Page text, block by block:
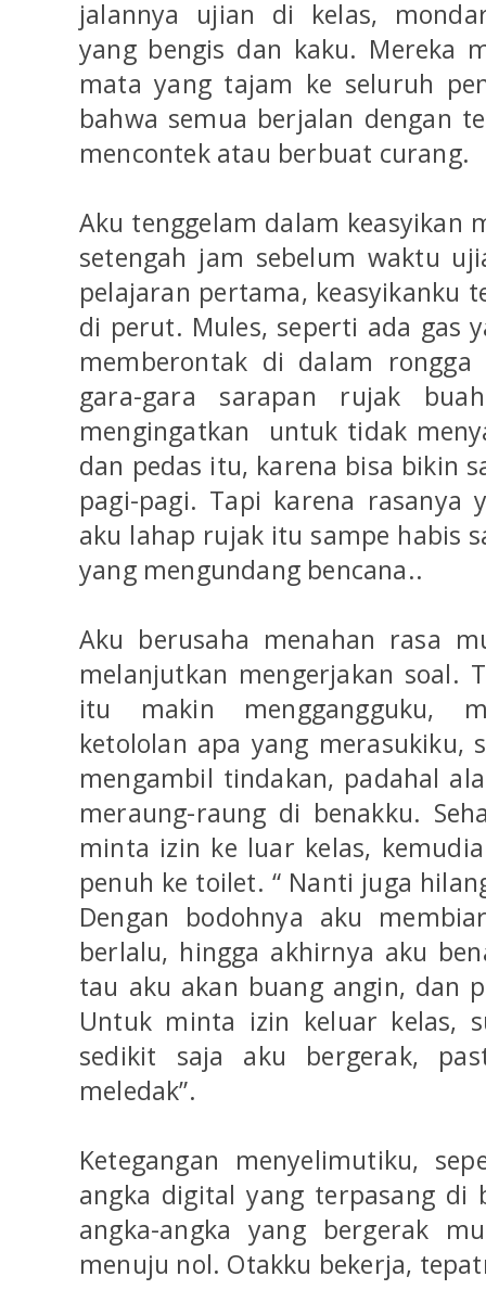
jalannya ujian di kelas,
yang bengis dan kaku. Mereka
mata yang tajam ke seluruh
bahwa semua berjalan dengan
mencontek atau berbuat curang.
Aku tenggelam dalam keasyikan
setengah jam sebelum waktu
pelajaran pertama, keasyikanku
di perut. Mules, seperti ada gas
memberontak di dalam
gara-gara sarapan rujak
mengingatkan untuk tidak
dan pedas itu, karena bisa bikin
pagi-pagi. Tapi karena rasanya
aku lahap rujak itu sampe habis
yang mengundang bencana..
Aku berusaha menahan rasa
melanjutkan mengerjakan soal.
itu makin menggangguku,
ketololan apa yang merasukiku,
mengambil tindakan, padahal
meraung-raung di benakku.
minta izin ke luar kelas,
penuh ke toilet. “ Nanti juga
Dengan bodohnya aku
berlalu, hingga akhirnya aku
tau aku akan buang angin, dan
Untuk minta izin keluar kelas,
sedikit saja aku bergerak,
meledak”.
Ketegangan menyelimutiku,
angka digital yang terpasang di
angka-angka yang bergerak
menuju nol. Otakku bekerja,